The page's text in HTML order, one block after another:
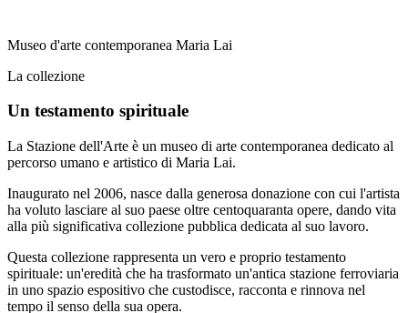
Museo d'arte contemporanea Maria Lai
La collezione
Un testamento spirituale
La Stazione dell'Arte è un museo di arte contemporanea dedicato al
percorso umano e artistico di Maria Lai.
Inaugurato nel 2006, nasce dalla generosa donazione con cui l'artista
ha voluto lasciare al suo paese oltre centoquaranta opere, dando vita
alla più significativa collezione pubblica dedicata al suo lavoro.
Questa collezione rappresenta un vero e proprio testamento
spirituale: un'eredità che ha trasformato un'antica stazione ferroviaria
in uno spazio espositivo che custodisce, racconta e rinnova nel
tempo il senso della sua opera.